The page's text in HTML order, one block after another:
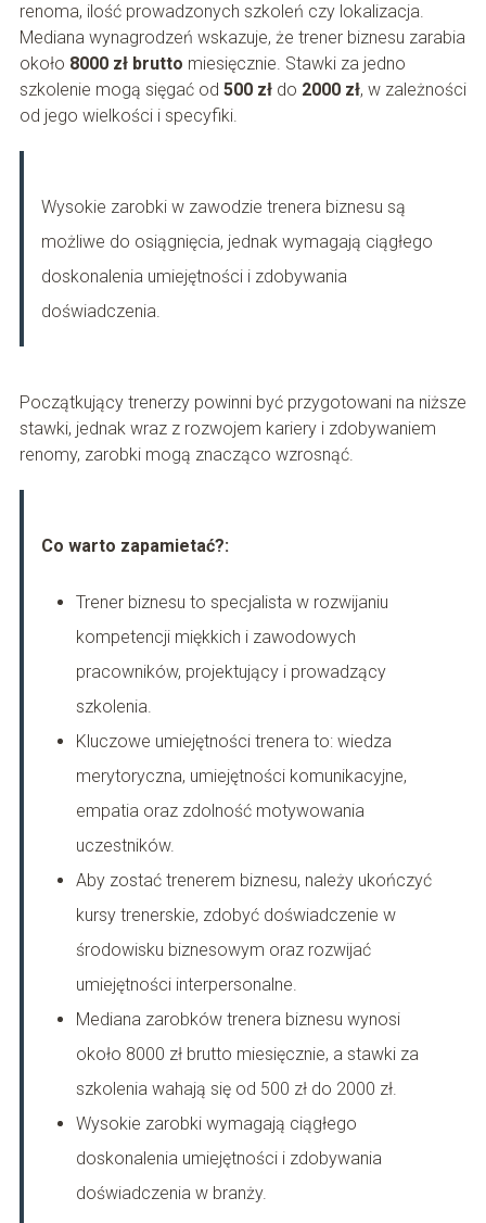
renoma, ilość prowadzonych szkoleń czy lokalizacja.
Mediana wynagrodzeń wskazuje, że trener biznesu zarabia
około 8000 zł brutto miesięcznie. Stawki za jedno
szkolenie mogą sięgać od 500 złdo 2000 zł, w zależności
od jego wielkości i specyfiki.
Wysokie zarobki w zawodzie trenera biznesu są
możliwe do osiągnięcia, jednak wymagają ciągłego
doskonalenia umiejętności i zdobywania
doświadczenia.
Początkujący trenerzy powinni być przygotowani na niższe
stawki, jednak wraz z rozwojem kariery i zdobywaniem
renomy, zarobki mogą znacząco wzrosnąć.
Co warto zapamietać?:
Trener biznesu to specjalista w rozwijaniu
kompetencji miękkich i zawodowych
pracowników, projektujący i prowadzący
szkolenia.
Kluczowe umiejętności trenera to: wiedza
merytoryczna, umiejętności komunikacyjne,
empatia oraz zdolność motywowania
uczestników.
Aby zostać trenerem biznesu, należy ukończyć
kursy trenerskie, zdobyć doświadczenie w
środowisku biznesowym oraz rozwijać
umiejętności interpersonalne.
Mediana zarobków trenera biznesu wynosi
około 8000 zł brutto miesięcznie, a stawki za
szkolenia wahają się od 500 zł do 2000 zł.
Wysokie zarobki wymagają ciągłego
doskonalenia umiejętności i zdobywania
doświadczenia w branży.